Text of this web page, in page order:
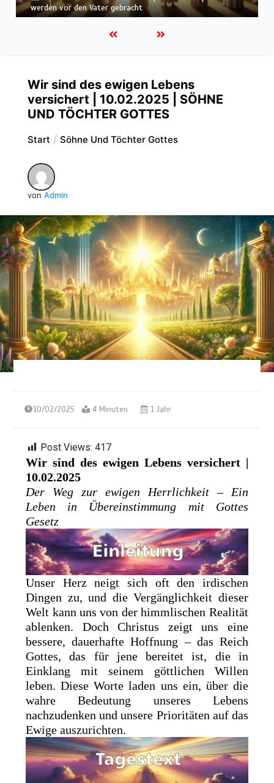
befunden – wir werden in Weiß wandeln
Wir sind des ewigen Lebens
versichert | 10.02.2025 | SÖHNE
UND TÖCHTER GOTTES
Start Söhne Und Töchter Gottes
von Admin
10/02/2025 4 Minuten 1 Jahr
Post Views: 417
Wir sind des ewigen Lebens versichert |
10.02.2025
Der Weg zur ewigen Herrlichkeit – Ein
Leben in Übereinstimmung mit Gottes
Gesetz
Unser Herz neigt sich oft den irdischen
Dingen zu, und die Vergänglichkeit dieser
Welt kann uns von der himmlischen Realität
ablenken. Doch Christus zeigt uns eine
bessere, dauerhafte Hoffnung – das Reich
Gottes, das für jene bereitet ist, die in
Einklang mit seinem göttlichen Willen
leben. Diese Worte laden uns ein, über die
wahre Bedeutung unseres Lebens
nachzudenken und unsere Prioritäten auf das
Ewige auszurichten.